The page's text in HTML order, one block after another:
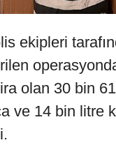
ekipleri
olan 30 bin
ve 14 bin litre